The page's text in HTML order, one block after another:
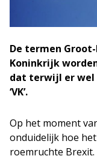
De termen
Koninkrijk
dat terwijl er wel
‘VK’.
Op het moment
onduidelijk hoe
roemruchte